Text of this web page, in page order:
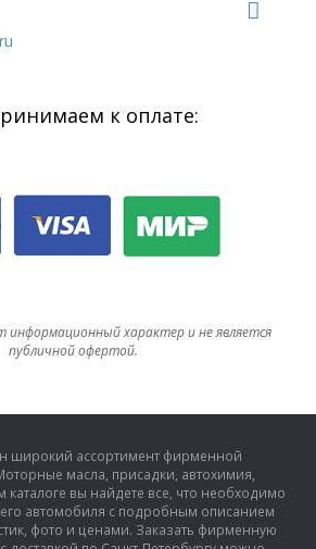
к оплате:
информационный характер и не является
публичной офертой.
широкий ассортимент фирменной
масла, присадки, автохимия,
каталоге вы найдете все, что необходимо
автомобиля с подробным описанием
фото и ценами. Заказать фирменную